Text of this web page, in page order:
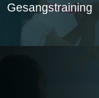
Gesangstraining